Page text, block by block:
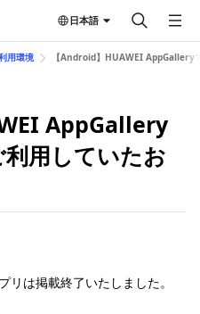
日本語
用環境 【Android】HUAWEI AppGallery
AppGallery
用していたお
は掲載終了いたしました。